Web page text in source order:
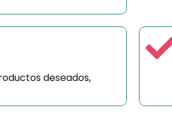
deseados,